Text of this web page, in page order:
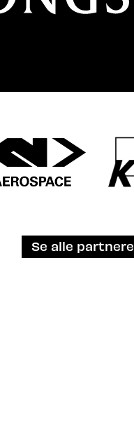
Se alle partnere